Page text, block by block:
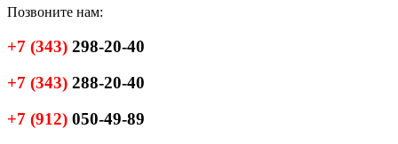
Позвоните нам:
+7 (343) 298-20-40
+7 (343) 288-20-40
+7 (912) 050-49-89